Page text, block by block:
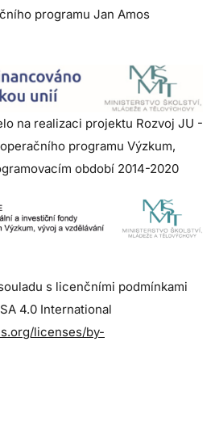
programu Jan Amos
na realizaci projektu Rozvoj JU -
programu Výzkum,
období 2014-2020
s licenčními podmínkami
4.0 International
licenses/by-